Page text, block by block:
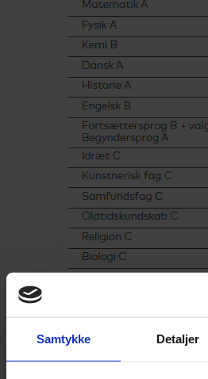
Samtykke Detaljer